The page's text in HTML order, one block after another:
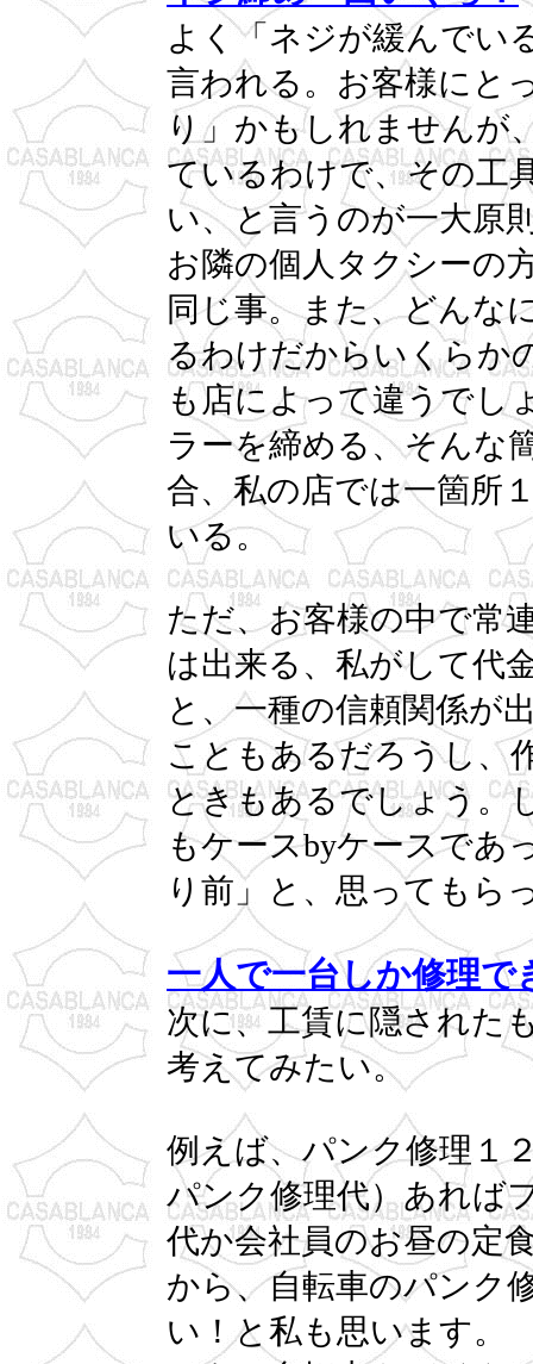
よく「ネジが緩んでい
言われる。お客様にと
り」かもしれませんが
ているわけで、その工
い、と言うのが一大原
お隣の個人タクシーの
同じ事。また、どんな
るわけだからいくらか
も店によって違うでし
ラーを締める、そんな
合、私の店では一箇所
いる。
ただ、お客様の中で常
は出来る、私がして代
と、一種の信頼関係が
こともあるだろうし、
ときもあるでしょう。
もケースbyケースであ
り前」と、思ってもら
一人で一台しか修理で
次に、工賃に隠された
考えてみたい。
例えば、パンク修理１
パンク修理代）あれば
代か会社員のお昼の定
から、自転車のパンク
い！と私も思います。